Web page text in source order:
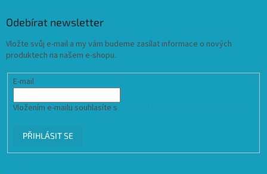
Odebírat newsletter
Vložte svůj e-mail a my vám budeme zasílat informace o nových
produktech na našem e-shopu.
E-mail
Vložením e-mailu souhlasíte s
PŘIHLÁSIT SE